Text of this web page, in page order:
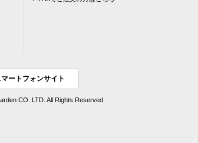
マートフォンサイト
CO. LTD. All Rights Reserved.